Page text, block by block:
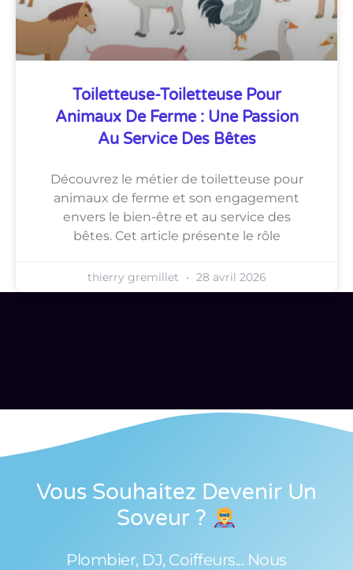
Toiletteuse-Toiletteuse Pour
Animaux De Ferme : Une Passion
Au Service Des Bêtes
Découvrez le métier de toiletteuse pour
animaux de ferme et son engagement
envers le bien-être et au service des
bêtes. Cet article présente le rôle
thierry gremillet 28 avril 2026
Vous Souhaitez Devenir Un
Soveur ?
Plombier, DJ, Coiffeurs... Nous